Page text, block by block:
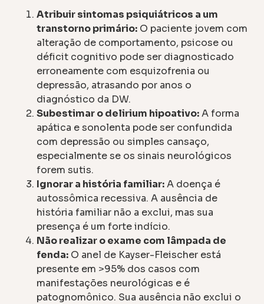
Atribuir sintomas psiquiátricos a um
transtorno primário: O paciente jovem com
alteração de comportamento, psicose ou
déficit cognitivo pode ser diagnosticado
erroneamente com esquizofrenia ou
depressão, atrasando por anos o
diagnóstico da DW.
Subestimar o delirium hipoativo:A forma
apática e sonolenta pode ser confundida
com depressão ou simples cansaço,
especialmente se os sinais neurológicos
forem sutis.
Ignorar a história familiar:A doença é
autossômica recessiva. A ausência de
história familiar não a exclui, mas sua
presença é um forte indício.
Não realizar o exame com lâmpada de
fenda: O anel de Kayser-Fleischer está
presente em >95% dos casos com
manifestações neurológicas e é
patognomônico. Sua ausência não exclui o